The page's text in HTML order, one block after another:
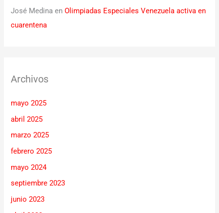
José Medina enOlimpiadas Especiales Venezuela activa en
cuarentena
Archivos
mayo 2025
abril 2025
marzo 2025
febrero 2025
mayo 2024
septiembre 2023
junio 2023